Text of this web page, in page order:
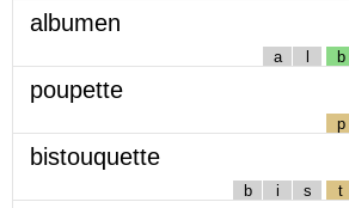
albumen
a l b
poupette
p
bistouquette
b i s t